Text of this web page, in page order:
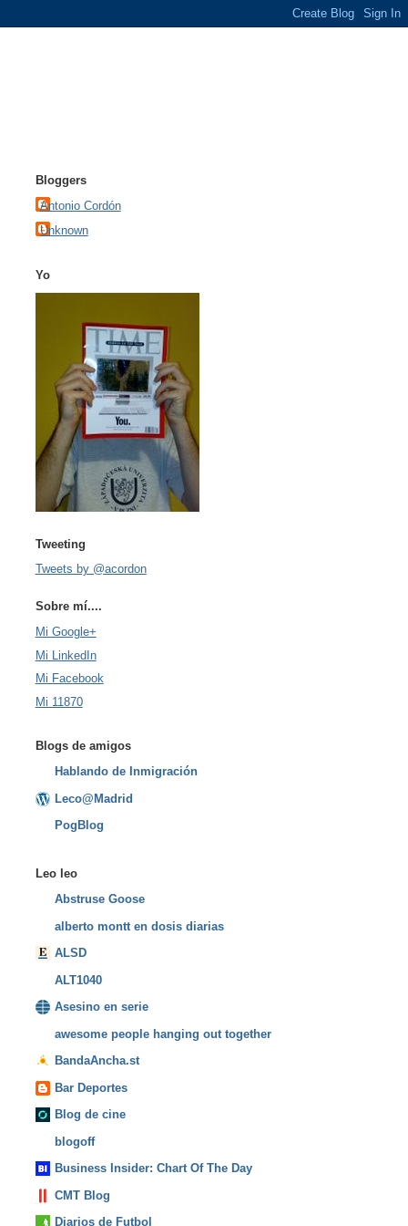
Bloggers
Antonio Cordón
Unknown
Yo
Tweeting
Tweets by @acordon
Sobre mí....
Mi Google+
Mi LinkedIn
Mi Facebook
Mi 11870
Blogs de amigos
Hablando de Inmigración
Leco@Madrid
PogBlog
Leo leo
Abstruse Goose
alberto montt en dosis diarias
ALSD
ALT1040
Asesino en serie
awesome people hanging out together
BandaAncha.st
Bar Deportes
Blog de cine
blogoff
Business Insider: Chart Of The Day
CMT Blog
Diarios de Futbol